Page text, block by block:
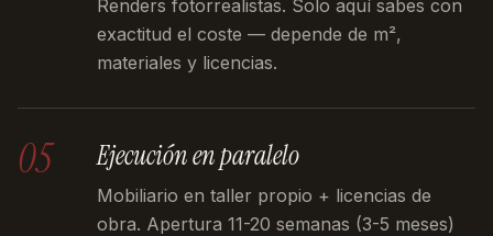
Renders fotorrealistas. Solo aquí sabes con
exactitud el coste — depende de m²,
materiales y licencias.
05 Ejecución en paralelo
Mobiliario en taller propio + licencias de
obra. Apertura 11-20 semanas (3-5 meses)